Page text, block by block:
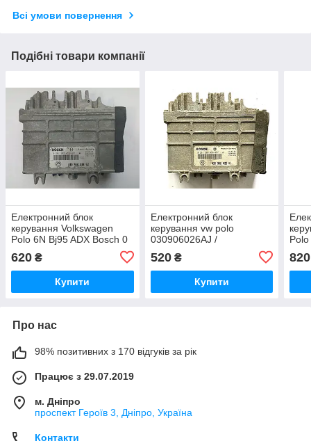
Всі умови повернення
Подібні товари компанії
Електронний блок
керування Volkswagen
Polo 6N Bj95 ADX Bosch 0
261 203 456/457 / 030 906
026 AJ
620 ₴
Купити
Електронний блок
керування vw polo
030906026AJ /
520₴
Купити
456
820
Про нас
98% позитивних з 170 відгуків за рік
Працює з 29.07.2019
м. Дніпро
проспект Героїв 3, Дніпро, Україна
Контакти